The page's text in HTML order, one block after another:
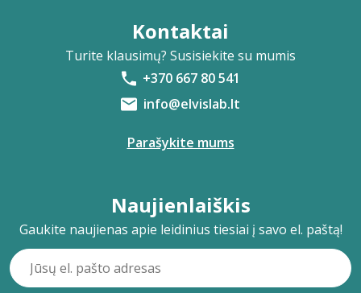
Kontaktai
Turite klausimų? Susisiekite su mumis
+370 667 80 541
info@elvislab.lt
Parašykite mums
Naujienlaiškis
Gaukite naujienas apie leidinius tiesiai į savo el. paštą!